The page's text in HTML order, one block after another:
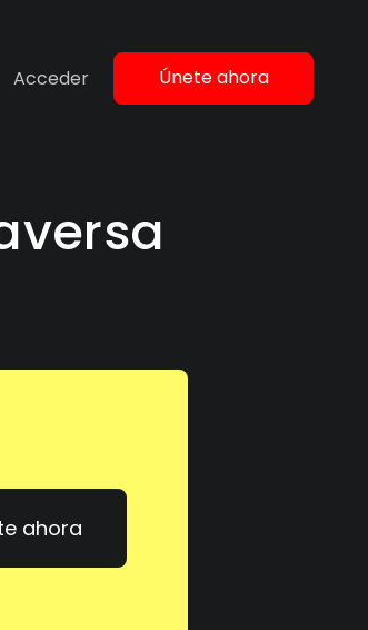
Acceder Únete ahora
ahora